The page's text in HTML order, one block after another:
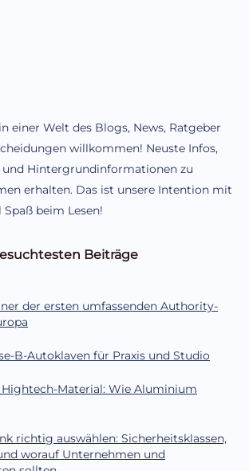
einer Welt des Blogs, News, Ratgeber
willkommen! Neuste Infos,
Hintergrundinformationen zu
erhalten. Das ist unsere Intention mit
beim Lesen!
Beiträge
der ersten umfassenden Authority-
B-Autoklaven für Praxis und Studio
Material: Wie Aluminium
richtig auswählen: Sicherheitsklassen,
worauf Unternehmen und